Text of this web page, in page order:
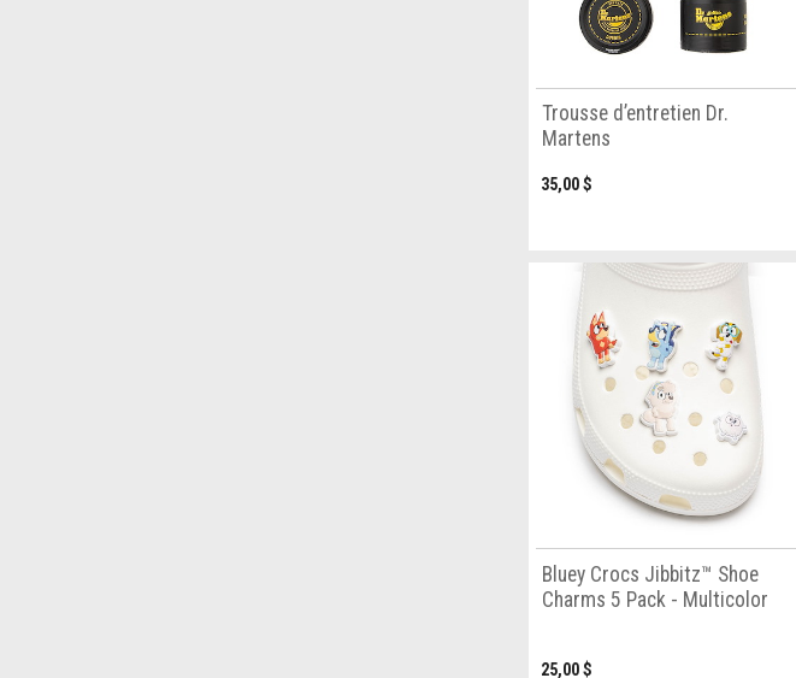
Trousse d’entretien Dr.
Martens
35,00 $
Bluey Crocs Jibbitz™ Shoe
Charms 5 Pack - Multicolor
25,00 $